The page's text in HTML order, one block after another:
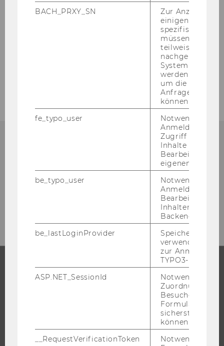
STUDIUM
DOKTORAT / PHD
BACH_PRXY_SN
Zur Anzeige von
einigen WU-
spezifischen
müssen
teilweise von
nachgelagerten
System
werden.
um die Antwort
Anfrage
können.
fe_typo_user
Notwendig für
Anmeldung und
Zugriff auf
Inhalte oder zur
Bearbeitung des
eigenen Profils.
be_typo_user
Notwendig für
Anmeldung und
Bearbeitung von
Inhalten im
Backend.
be_lastLoginProvider
Speichert die
verwendete
zur Anmeldung
TYPO3-Backend.
ASP.NET_SessionId
Notwendig, um
Zuordnung von
Besucher zu
sicherstellen zu
können.
__RequestVerificationToken
Notwendig, um